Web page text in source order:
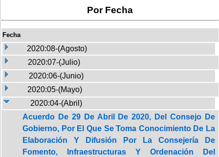
Por Fecha
Fecha
2020:08-(Agosto)
2020:07-(Julio)
2020:06-(Junio)
2020:05-(Mayo)
2020:04-(Abril)
Acuerdo De 29 De Abril De 2020, Del Consejo De
Gobierno, Por El Que Se Toma Conocimiento De La
Elaboración Y Difusión Por La Consejería De
Fomento, Infraestructuras Y Ordenación Del